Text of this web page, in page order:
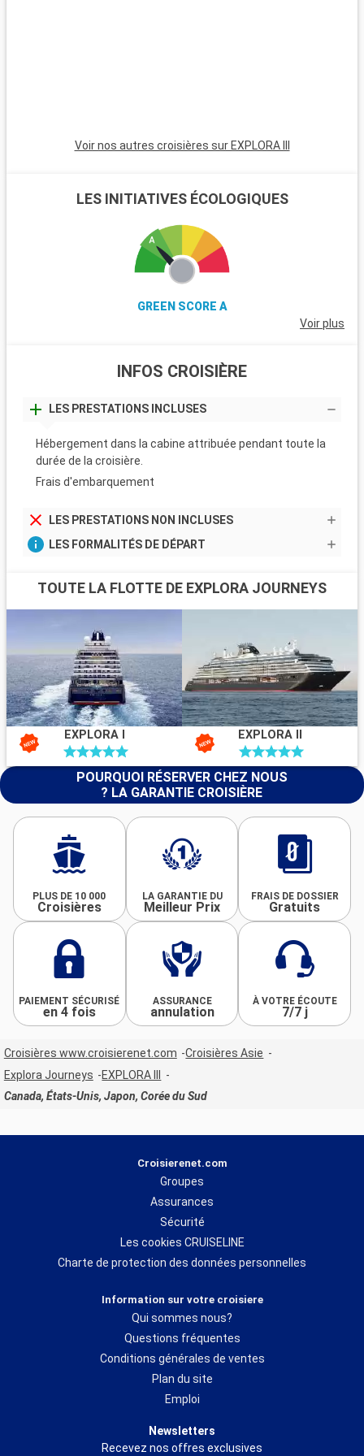
Voir nos autres croisières sur EXPLORA III
LES INITIATIVES ÉCOLOGIQUES
GREEN SCORE A
Voir plus
INFOS CROISIÈRE
LES PRESTATIONS INCLUSES
Hébergement dans la cabine attribuée pendant toute la
durée de la croisière.
Frais d'embarquement
LES PRESTATIONS NON INCLUSES
LES FORMALITÉS DE DÉPART
TOUTE LA FLOTTE DE EXPLORA JOURNEYS
EXPLORA I EXPLORA II
POURQUOI RÉSERVER CHEZ NOUS
? LA GARANTIE CROISIÈRE
PLUS DE 10 000
Croisières
LA GARANTIE DU
Meilleur Prix
FRAIS DE DOSSIER
Gratuits
PAIEMENT SÉCURISÉ
en 4 fois
ASSURANCE
annulation
À VOTRE ÉCOUTE
7/7 j
Croisières www.croisierenet.com
Croisières Asie
Explora Journeys
EXPLORA III
Canada, États-Unis, Japon, Corée du Sud
Croisierenet.com
Groupes
Assurances
Sécurité
Les cookies CRUISELINE
Charte de protection des données personnelles
Information sur votre croisiere
Qui sommes nous?
Questions fréquentes
Conditions générales de ventes
Plan du site
Emploi
Newsletters
Recevez nos offres exclusives